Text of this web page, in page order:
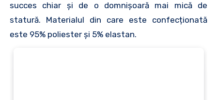
succes chiar și de o domnișoară mai mică de
statură. Materialul din care este confecționată
este 95% poliester și 5% elastan.